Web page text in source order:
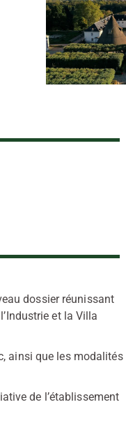
dossier réunissant
et la Villa
ainsi que les modalités
de l’établissement